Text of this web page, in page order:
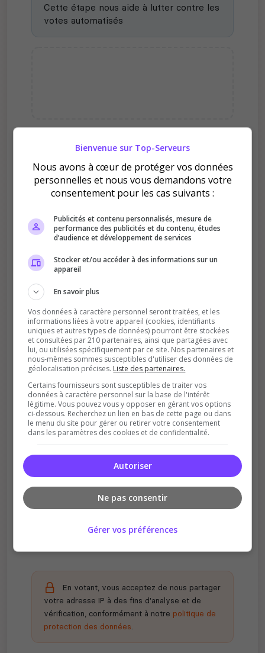
Cette étape nous aide à lutter contre les
votes automatisés
Pourquoi voter pour Rouen
RP│FivePD│100k départ ?
Votre vote aide le serveur à monter dans le
Soutient la communauté
Plus de visibilité = plus de joueurs
Récompenses possibles
votants
En votant, vous acceptez de nous partager
votre adresse IP à des fins d'analyse et de
vérification, conformément à notre politique de
protection des données.
Bienvenue sur Top-Serveurs
Nous avons à cœur de protéger vos données
personnelles et nous vous demandons votre
consentement pour les cas suivants :
Publicités et contenu personnalisés, mesure de
performance des publicités et du contenu, études
d’audience et développement de services
Stocker et/ou accéder à des informations sur un
appareil
En savoir plus
Vos données à caractère personnel seront traitées, et les
informations liées à votre appareil (cookies, identifiants
uniques et autres types de données) pourront être stockées
et consultées par 210 partenaires, ainsi que partagées avec
lui, ou utilisées spécifiquement par ce site. Nos partenaires et
nous-mêmes sommes susceptibles d'utiliser des données de
géolocalisation précises. Liste des partenaires.
Certains fournisseurs sont susceptibles de traiter vos
données à caractère personnel sur la base de l'intérêt
légitime. Vous pouvez vous y opposer en gérant vos options
ci-dessous. Recherchez un lien en bas de cette page ou dans
le menu du site pour gérer ou retirer votre consentement
dans les paramètres des cookies et de confidentialité.
Autoriser
Ne pas consentir
Gérer vos préférences